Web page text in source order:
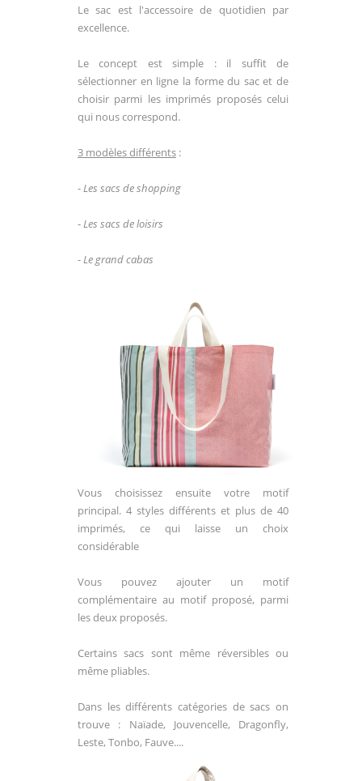
Le sac est l'accessoire de quotidien par
excellence.
Le concept est simple : il suffit de
sélectionner en ligne la forme du sac et de
choisir parmi les imprimés proposés celui
qui nous correspond.
3 modèles différents :
- Les sacs de shopping
- Les sacs de loisirs
- Le grand cabas
Vous choisissez ensuite votre motif
principal. 4 styles différents et plus de 40
imprimés, ce qui laisse un choix
considérable
Vous pouvez ajouter un motif
complémentaire au motif proposé, parmi
les deux proposés.
Certains sacs sont même réversibles ou
même pliables.
Dans les différents catégories de sacs on
trouve : Naïade, Jouvencelle, Dragonfly,
Leste, Tonbo, Fauve....